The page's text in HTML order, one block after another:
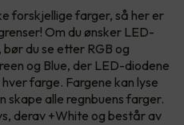
forskjellige farger, så her er
Om du ønsker LED-
du se etter RGB og
og Blue, der LED-diodene
farge. Fargene kan lyse
skape alle regnbuens farger.
derav +White og består av